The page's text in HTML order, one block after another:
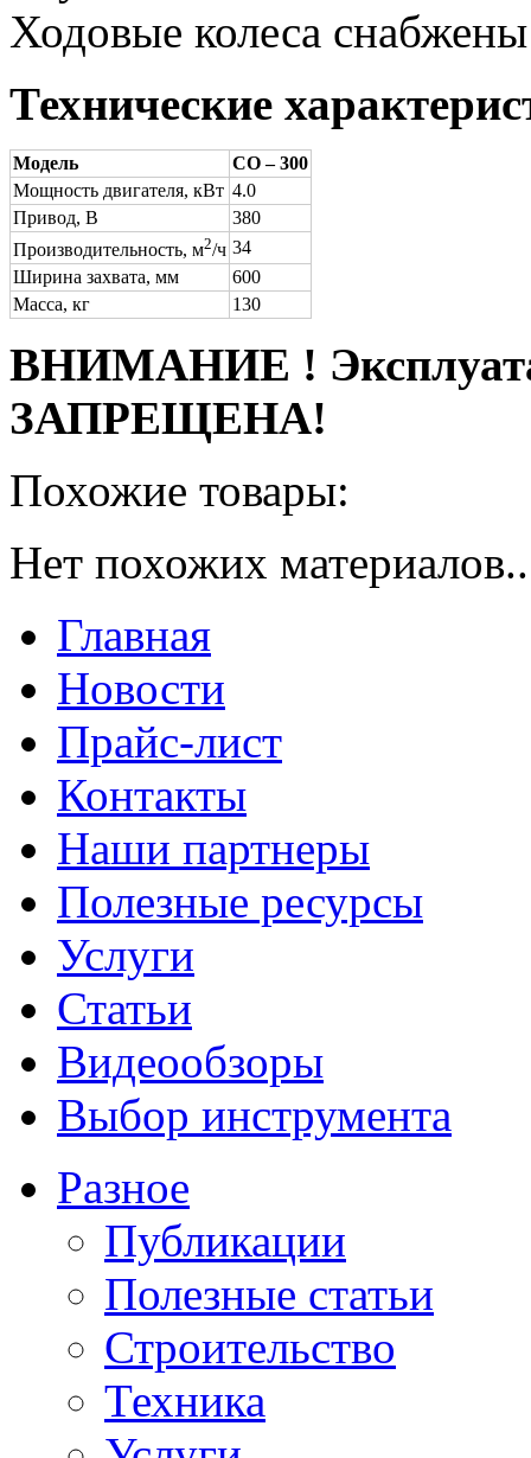
Ходовые колеса
Технические
Модель
СО – 300
Мощность двигателя, кВт 4.0
Привод, В
380
Производительность, м2/ч 34
Ширина захвата, мм
600
Масса, кг
130
ВНИМАНИЕ !
ЗАПРЕЩЕНА!
Похожие товары:
Нет похожих
Главная
Новости
Прайс-лист
Контакты
Наши партнеры
Полезные ресурсы
Услуги
Статьи
Видеообзоры
Выбор инструмента
Разное
Публикации
Полезные статьи
Строительство
Техника